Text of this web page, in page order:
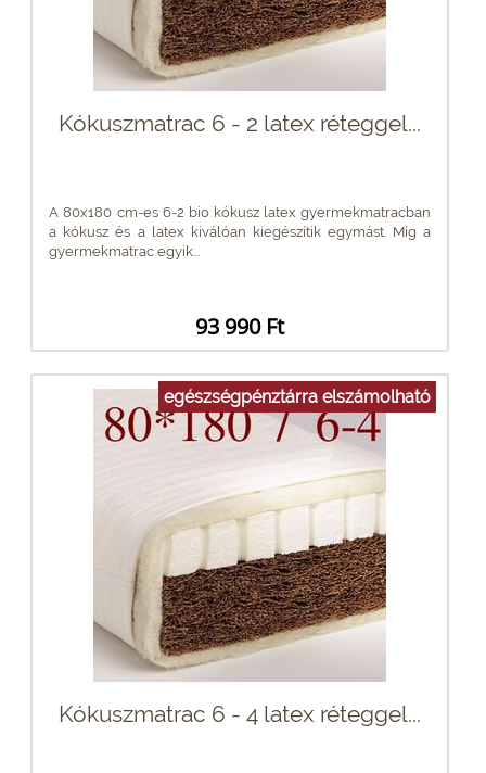
Kókuszmatrac 6 - 2 latex réteggel...
A 80x180 cm-es 6-2 bio kókusz latex gyermekmatracban
a kókusz és a latex kiválóan kiegészítik egymást. Míg a
gyermekmatrac egyik...
93 990 Ft
egészségpénztárra elszámolható
Kókuszmatrac 6 - 4 latex réteggel...